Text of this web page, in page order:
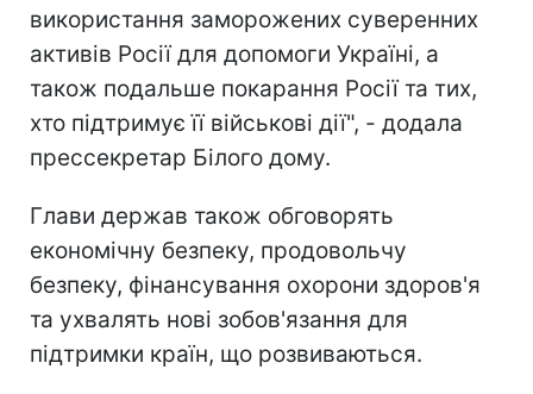
використання заморожених суверенних
активів Росії для допомоги Україні, а
також подальше покарання Росії та тих,
хто підтримує її військові дії", - додала
прессекретар Білого дому.
Глави держав також обговорять
економічну безпеку, продовольчу
безпеку, фінансування охорони здоров'я
та ухвалять нові зобов'язання для
підтримки країн, що розвиваються.